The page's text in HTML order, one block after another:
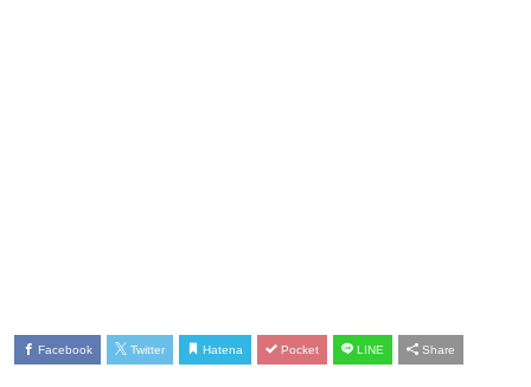
Facebook Twitter Hatena Pocket LINE Share